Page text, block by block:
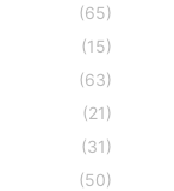
(65)
(15)
(63)
(21)
(31)
(50)